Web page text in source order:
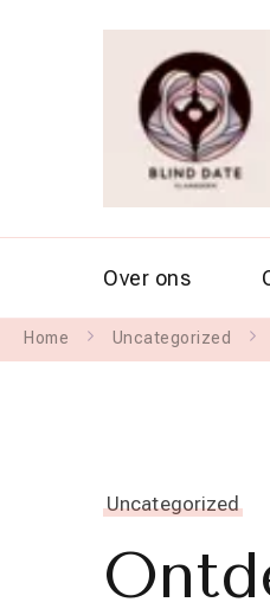
Over ons
Home Uncategorized
Uncategorized